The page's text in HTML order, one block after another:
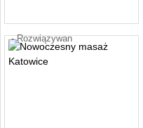
- Rozwiązywan